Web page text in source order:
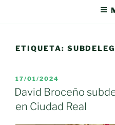
ETIQUETA:
PUBLICADO
EL
17/01/2024
David Broceño
en Ciudad Real